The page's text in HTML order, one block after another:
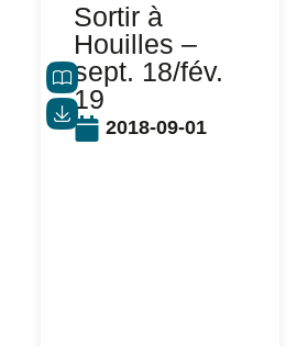
2018-09-01
Sortir à
Houilles –
sept. 18/fév.
19